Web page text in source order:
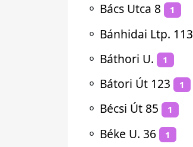
⚬ Bács Utca 8 1
⚬ Bánhidai Ltp. 113
⚬ Báthori U. 1
⚬ Bátori Út 123 1
⚬ Bécsi Út 85 1
⚬ Béke U. 36 1